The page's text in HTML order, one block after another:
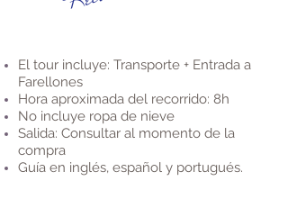
El tour incluye: Transporte + Entrada a
Farellones
Hora aproximada del recorrido: 8h
No incluye ropa de nieve
Salida: Consultar al momento de la
compra
Guía en inglés, español y portugués.